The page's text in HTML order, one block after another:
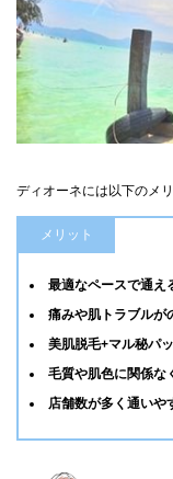
ディオーネには以下のメ
メリット
最適なペースで通え
痛みや肌トラブルが
美肌脱毛+マル秘パ
毛質や肌色に関係な
店舗数が多く通いや